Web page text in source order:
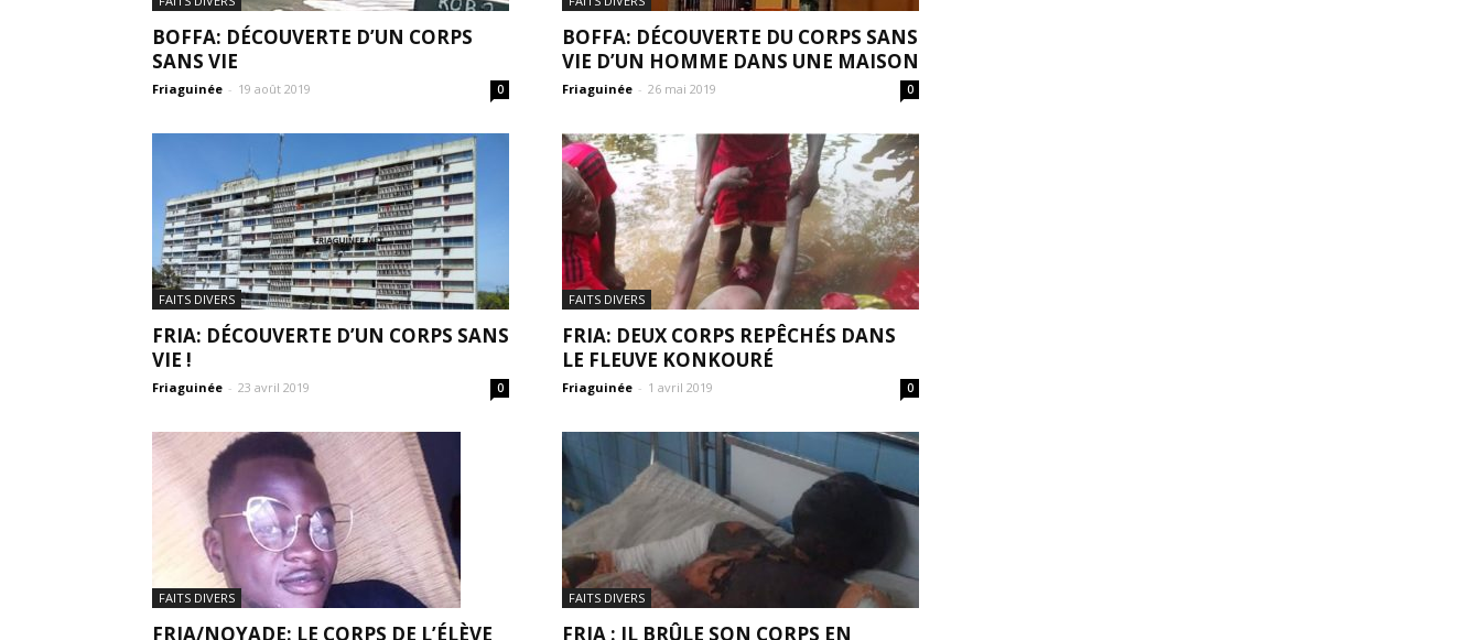
BOFFA: DÉCOUVERTE D’UN CORPS
SANS VIE
Friaguinée - 19 août 2019 0
BOFFA: DÉCOUVERTE DU CORPS SANS
VIE D’UN HOMME DANS UNE MAISON
Friaguinée - 26 mai 2019 0
FAITS DIVERS
FRIA: DÉCOUVERTE D’UN CORPS SANS
VIE !
Friaguinée - 23 avril 2019 0
FAITS DIVERS
FRIA: DEUX CORPS REPÊCHÉS DANS
LE FLEUVE KONKOURÉ
Friaguinée - 1 avril 2019 0
FAITS DIVERS
FRIA/NOYADE: LE CORPS DE L’ÉLÈVE
FAITS DIVERS
FRIA : IL BRÛLE SON CORPS EN